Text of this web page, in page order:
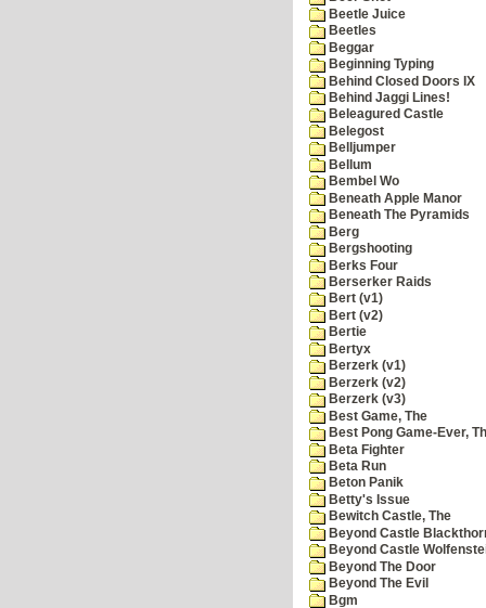
Beetle Juice
Beetles
Beggar
Beginning Typing
Behind Closed Doors IX
Behind Jaggi Lines!
Beleagured Castle
Belegost
Belljumper
Bellum
Bembel Wo
Beneath Apple Manor
Beneath The Pyramids
Berg
Bergshooting
Berks Four
Berserker Raids
Bert (v1)
Bert (v2)
Bertie
Bertyx
Berzerk (v1)
Berzerk (v2)
Berzerk (v3)
Best Game, The
Best Pong Game-Ever,
Beta Fighter
Beta Run
Beton Panik
Betty's Issue
Bewitch Castle, The
Beyond Castle
Beyond Castle
Beyond The Door
Beyond The Evil
Bgm